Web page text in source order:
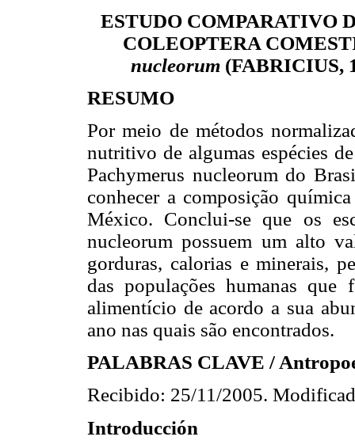
ESTUDO COMPARATIVO
COLEOPTERA
nucleorum (FABRICIUS,
RESUMO
Por meio de métodos
nutritivo de algumas espécies
Pachymerus nucleorum do
conhecer a composição
México. Conclui-se que os
nucleorum possuem um alto
gorduras, calorias e minerais,
das populações humanas que
alimentício de acordo a sua
ano nas quais são encontrados.
PALABRAS CLAVE /
Recibido: 25/11/2005.
Introducción